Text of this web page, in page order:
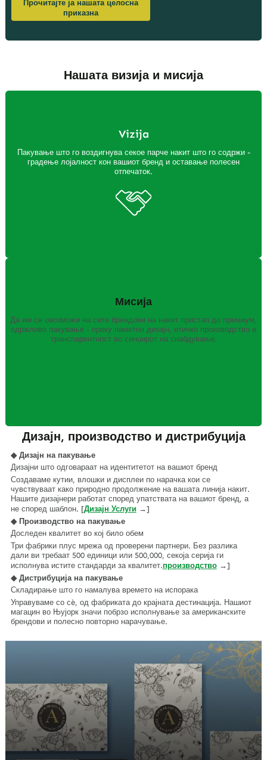
Прочитајте ја нашата целосна
приказна
Нашата визија и мисија
Vizija
Пакување што го воздигнува секое парче накит што го содржи -
градење лојалност кон вашиот бренд и оставање полесен
отпечаток.
Мисија
Да им се овозможи на сите брендови на накит пристап до премиум,
одржливо пакување - преку паметен дизајн, етичко производство и
транспарентност во синџирот на снабдување.
Истражете го нашиот пат напред
Дизајн, производство и дистрибуција
◆ Дизајн на пакување
Дизајни што одговараат на идентитетот на вашиот бренд
Создаваме кутии, влошки и дисплеи по нарачка кои се
чувствуваат како природно продолжение на вашата линија накит.
Нашите дизајнери работат според упатствата на вашиот бренд, а
не според шаблон. [Дизајн Услуги→]
◆ Производство на пакување
Доследен квалитет во кој било обем
Три фабрики плус мрежа од проверени партнери. Без разлика
дали ви требаат 500 единици или 500,000, секоја серија ги
исполнува истите стандарди за квалитет.производство→]
◆ Дистрибуција на пакување
Складирање што го намалува времето на испорака
Управуваме со сè, од фабриката до крајната дестинација. Нашиот
магацин во Њујорк значи побрзо исполнување за американските
брендови и полесно повторно нарачување.